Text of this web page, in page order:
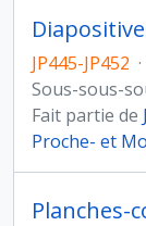
JP445-JP452 ·
Sous-sous-
Fait partie de
Proche- et
Planches-